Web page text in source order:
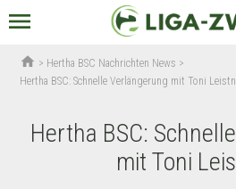
menu
home > Hertha BSC Nachrichten News >
Hertha BSC: Schnelle Verlängerung mit Toni
Hertha BSC:
mit Toni